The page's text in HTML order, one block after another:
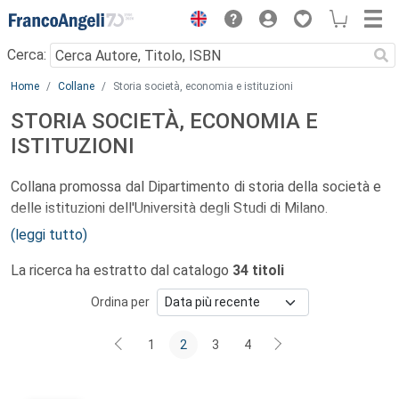
Menu
Cerca:
Main content
Home Collane Storia società, economia e istituzioni
STORIA SOCIETÀ, ECONOMIA E
ISTITUZIONI
Collana promossa dal Dipartimento di storia della società e
delle istituzioni dell'Università degli Studi di Milano.
ospita al proprio interno, per naturale vocazione, una grande
varietà di indirizzi e temi di ricerca; vi rientrano «domande »
storiche situate lungo l'arco - di straordinaria densità
problematica - che sta fra l'età medievale e la
(leggi tutto)
La ricerca ha estratto dal catalogo 34 titoli
Ordina per
1 2 3 4